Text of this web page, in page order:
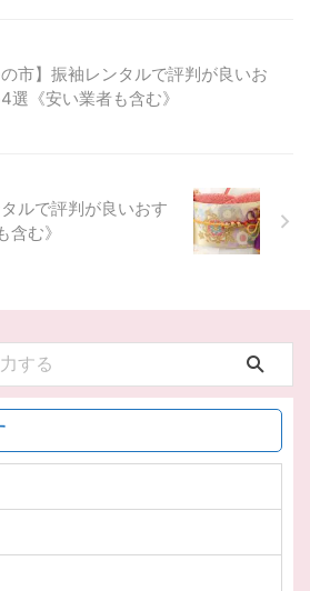
の市】振袖レンタルで評判が良いお
選《安い業者も含む》
ルで評判が良いおす
む》